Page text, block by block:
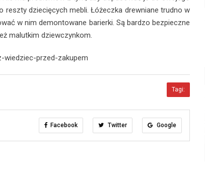
reszty dziecięcych mebli. Łóżeczka drewniane trudno w
w nim demontowane barierki. Są bardzo bezpieczne
malutkim dziewczynkom.
przed-zakupem
Tagi:
Facebook Twitter Google